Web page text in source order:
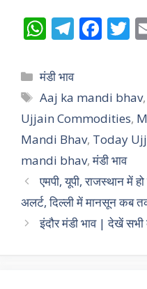
W
at
s
A
p
p
T
e
gr
a
m
F
b
o
o
k
T
Categories
मंडी भाव
Tags
Aaj ka mandi bhav,
Ujjain Commodities,
Mandi Bhav, Today
mandi bhav,मंडी भाव
एमपी, यूपी, राजस्थान में
अलर्ट, दिल्ली में मानसून कब
इंदौर मंडी भाव | देखें